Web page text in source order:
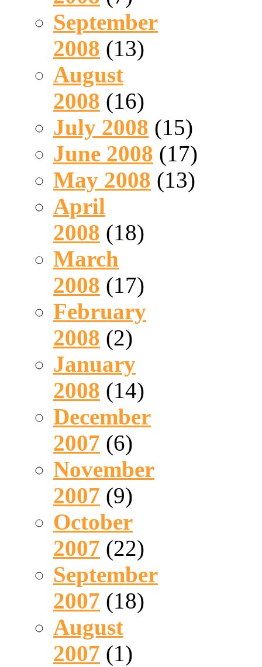
September
2008 (13)
August
2008 (16)
July 2008 (15)
June 2008 (17)
May 2008 (13)
April
2008 (18)
March
2008 (17)
February
2008 (2)
January
2008 (14)
December
2007 (6)
November
2007 (9)
October
2007 (22)
September
2007 (18)
August
2007 (1)